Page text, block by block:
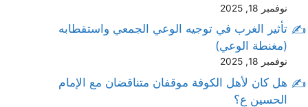
نوفمبر 18, 2025
تأثير الغرب في توجيه الوعي الجمعي واستقطابه
(مغنطة الوعي)
نوفمبر 18, 2025
هل كان لأهل الكوفة موقفان متناقضان مع الإمام
الحسين ع؟